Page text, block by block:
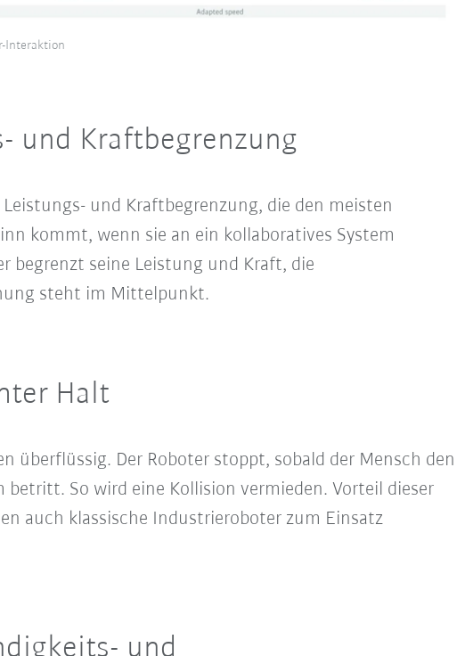
Interaktion
und Kraftbegrenzung
und Kraftbegrenzung, die den meisten
kommt, wenn sie an ein kollaboratives System
begrenzt seine Leistung und Kraft, die
steht im Mittelpunkt.
Halt
überflüssig. Der Roboter stoppt, sobald der Mensch den
betritt. So wird eine Kollision vermieden. Vorteil dieser
auch klassische Industrieroboter zum Einsatz
und